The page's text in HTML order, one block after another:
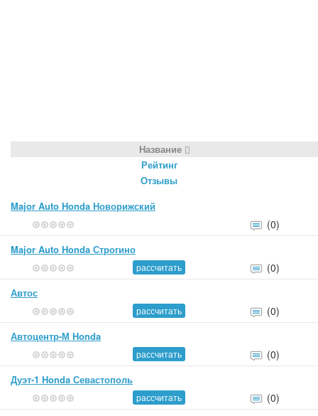
Название
Рейтинг
Отзывы
Major Auto Honda Новорижский
(0)
Major Auto Honda Строгино
(0)
рассчитать
Автос
(0)
рассчитать
Автоцентр-М Honda
(0)
рассчитать
Дуэт-1 Honda Севастополь
(0)
рассчитать